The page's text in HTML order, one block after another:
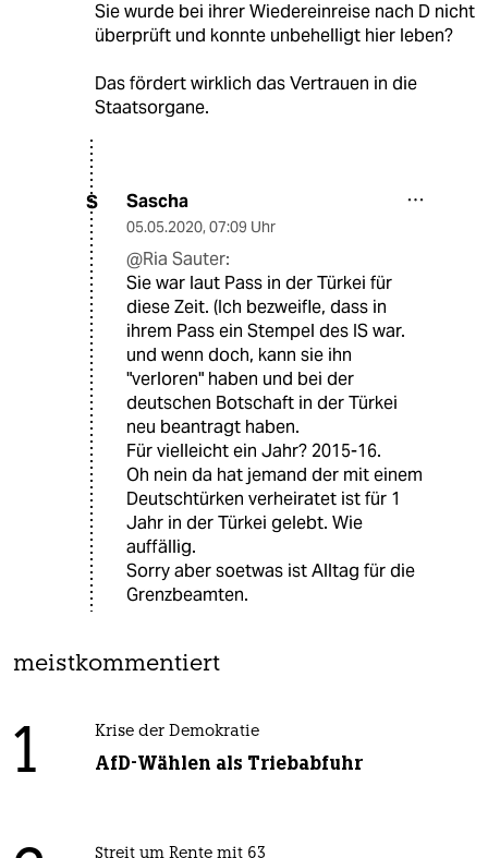
Sie wurde bei ihrer Wiedereinreise nach D nicht
überprüft und konnte unbehelligt hier leben?
Das fördert wirklich das Vertrauen in die
Staatsorgane.
S Sascha
05.05.2020, 07:09 Uhr
@Ria Sauter:
Sie war laut Pass in der Türkei für
diese Zeit. (Ich bezweifle, dass in
ihrem Pass ein Stempel des IS war.
und wenn doch, kann sie ihn
"verloren" haben und bei der
deutschen Botschaft in der Türkei
neu beantragt haben.
Für vielleicht ein Jahr? 2015-16.
Oh nein da hat jemand der mit einem
Deutschtürken verheiratet ist für 1
Jahr in der Türkei gelebt. Wie
auffällig.
Sorry aber soetwas ist Alltag für die
Grenzbeamten.
meistkommentiert
1 Krise der Demokratie
AfD-Wählen als Triebabfuhr
Streit um Rente mit 63